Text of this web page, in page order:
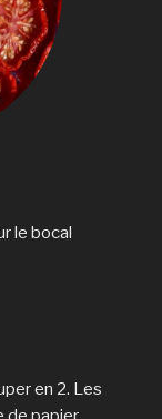
le bocal
en 2. Les